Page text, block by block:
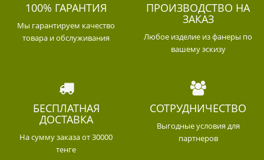
100% ГАРАНТИЯ
Мы гарантируем качество
товара и обслуживания
ПРОИЗВОДСТВО НА
ЗАКАЗ
Любое изделие из фанеры по
вашему эскизу
БЕСПЛАТНАЯ
ДОСТАВКА
На сумму заказа от 30000
тенге
СОТРУДНИЧЕСТВО
Выгодные условия для
партнеров